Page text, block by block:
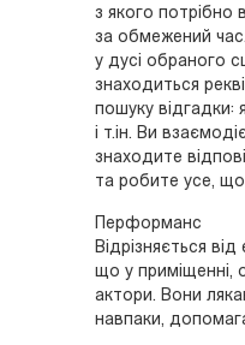
з якого потрібно
за обмежений
у дусі обраного
знаходиться
пошуку відгадки:
і т.ін. Ви
знаходите
та робите усе,
Перформанс
Відрізняється
що у приміщенні,
актори. Вони
навпаки,